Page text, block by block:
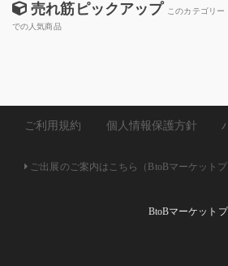
売れ筋ピックアップ このカテゴリー
での人気商品
ご利用規約 個人情報保護方針
ご出展のご案内はこちら（BtoBマーケット
BtoBマーケット